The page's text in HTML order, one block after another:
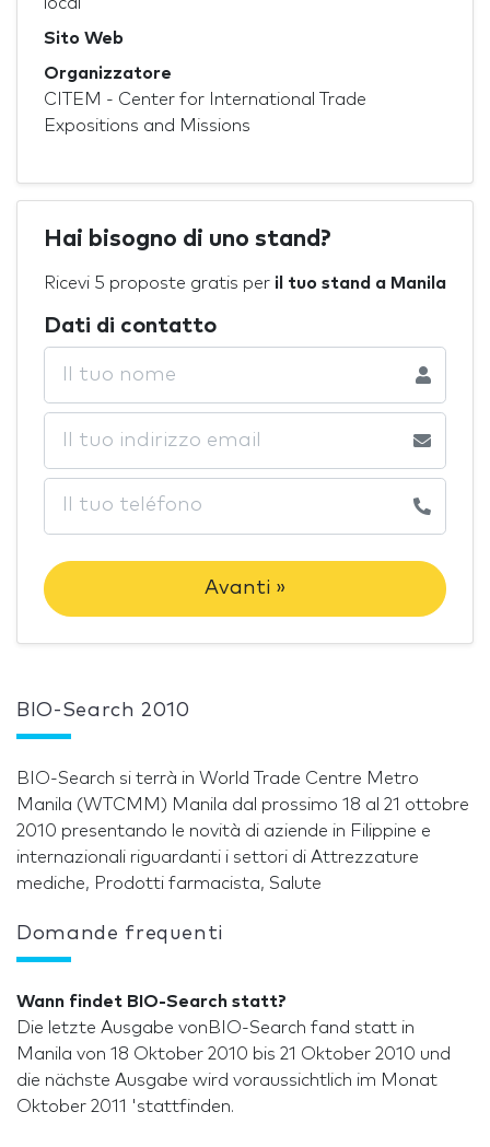
local
Sito Web
Organizzatore
CITEM - Center for International Trade
Expositions and Missions
Hai bisogno di uno stand?
Ricevi 5 proposte gratis per il tuo stand a Manila
Dati di contatto
Avanti »
BIO-Search 2010
BIO-Search si terrà in World Trade Centre Metro
Manila (WTCMM) Manila dal prossimo 18 al 21 ottobre
2010 presentando le novità di aziende in Filippine e
internazionali riguardanti i settori di Attrezzature
mediche, Prodotti farmacista, Salute
Domande frequenti
Wann findet BIO-Search statt?
Die letzte Ausgabe vonBIO-Search fand statt in
Manila von 18 Oktober 2010 bis 21 Oktober 2010 und
die nächste Ausgabe wird voraussichtlich im Monat
Oktober 2011 'stattfinden.